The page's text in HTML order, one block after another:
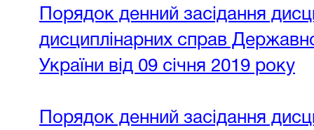
Порядок денний засідання
дисциплінарних справ
України від 09 січня 2019 року
Порядок денний засідання